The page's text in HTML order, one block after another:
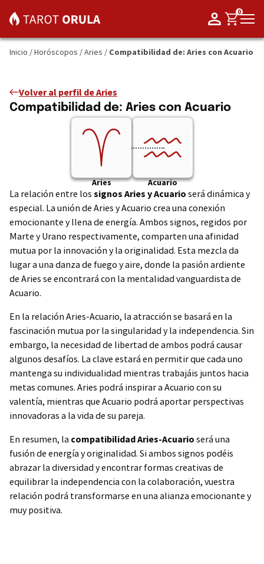
0
Inicio /Horóscopos /Aries / Compatibilidad de: Aries con Acuario
Volver al perfil de Aries
Compatibilidad de: Aries con Acuario
Aries Acuario
La relación entre los signos Aries y Acuario será dinámica y
especial. La unión de Aries y Acuario crea una conexión
emocionante y llena de energía. Ambos signos, regidos por
Marte y Urano respectivamente, comparten una afinidad
mutua por la innovación y la originalidad. Esta mezcla da
lugar a una danza de fuego y aire, donde la pasión ardiente
de Aries se encontrará con la mentalidad vanguardista de
Acuario.
En la relación Aries-Acuario, la atracción se basará en la
fascinación mutua por la singularidad y la independencia. Sin
embargo, la necesidad de libertad de ambos podrá causar
algunos desafíos. La clave estará en permitir que cada uno
mantenga su individualidad mientras trabajáis juntos hacia
metas comunes. Aries podrá inspirar a Acuario con su
valentía, mientras que Acuario podrá aportar perspectivas
innovadoras a la vida de su pareja.
En resumen, la compatibilidad Aries-Acuario será una
fusión de energía y originalidad. Si ambos signos podéis
abrazar la diversidad y encontrar formas creativas de
equilibrar la independencia con la colaboración, vuestra
relación podrá transformarse en una alianza emocionante y
muy positiva.